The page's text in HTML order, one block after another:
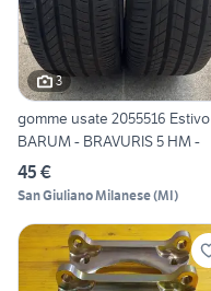
3
gomme usate 2055516 Estivo
BARUM - BRAVURIS 5 HM -
45 €
San Giuliano Milanese(MI)